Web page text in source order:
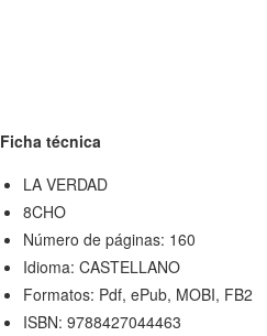
Ficha técnica
LA VERDAD
8CHO
Número de páginas: 160
Idioma: CASTELLANO
Formatos: Pdf, ePub, MOBI, FB2
ISBN: 9788427044463